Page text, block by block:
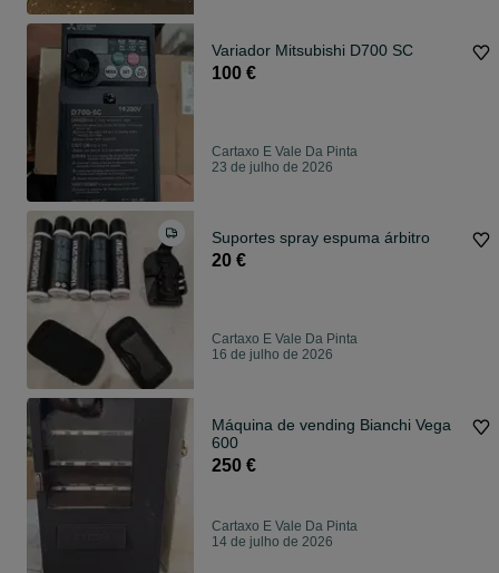
Variador Mitsubishi D700 SC
100 €
Cartaxo E Vale Da Pinta
23 de julho de 2026
Suportes spray espuma árbitro
20 €
Cartaxo E Vale Da Pinta
16 de julho de 2026
Máquina de vending Bianchi Vega
600
250 €
Cartaxo E Vale Da Pinta
14 de julho de 2026